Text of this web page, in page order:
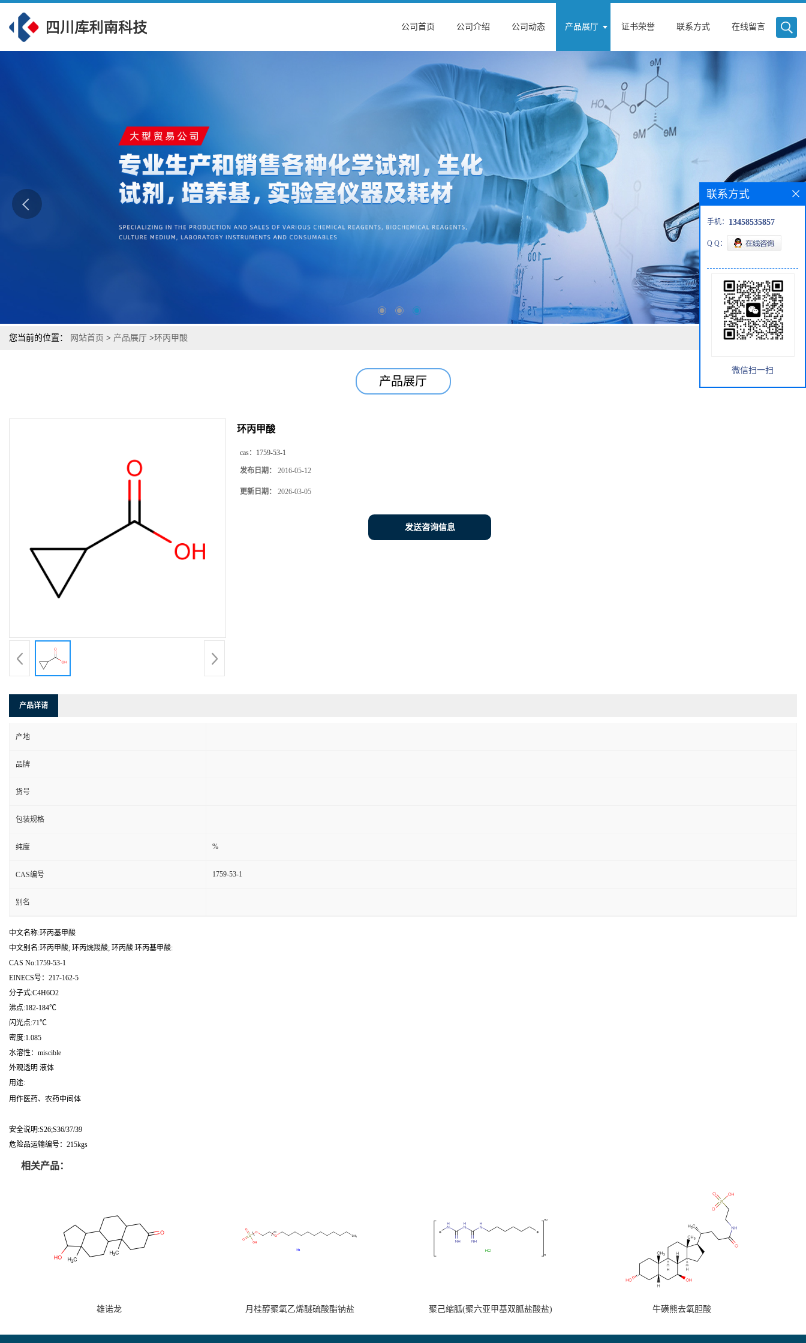
公司首页 公司介绍 公司动态 产品展厅 证书荣誉 联系方式 在线留言
您当前的位置： 网站首页 > 产品展厅 >环丙甲酸
产品展厅
环丙甲酸
cas： 1759-53-1
发布日期： 2016-05-12
更新日期： 2026-03-05
发送咨询信息
产品详请
产地
品牌
货号
包装规格
纯度 %
CAS编号 1759-53-1
别名
中文名称:环丙基甲酸
中文别名:环丙甲酸; 环丙烷羧酸; 环丙酸:环丙基甲酸:
CAS No:1759-53-1
EINECS号：217-162-5
分子式:C4H6O2
沸点:182-184℃
闪光点:71℃
密度:1.085
水溶性：miscible
外观透明 液体
用途:
用作医药、农药中间体
安全说明:S26;S36/37/39
危险品运输编号：215kgs
相关产品：
雄诺龙 月桂醇聚氧乙烯醚硫酸酯钠盐 聚己缩胍(聚六亚甲基双胍盐酸盐) 牛磺熊去氧胆酸
联系方式
手机： 13458535857
Q Q：
微信扫一扫